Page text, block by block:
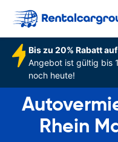
Bis zu 20% Rabatt
Angebot ist gültig bis
noch heute!
Rhein